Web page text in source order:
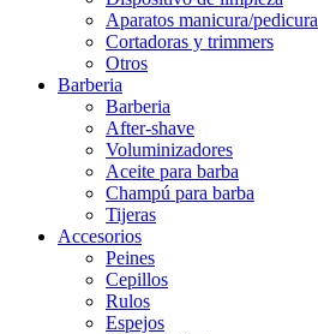
Aparatos manicura/pedicura
Cortadoras y trimmers
Otros
Barberia
Barberia
After-shave
Voluminizadores
Aceite para barba
Champú para barba
Tijeras
Accesorios
Peines
Cepillos
Rulos
Espejos